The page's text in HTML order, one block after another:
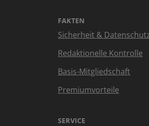
FAKTEN
Sicherheit &
Redaktionelle Kontrolle
Basis-Mitgliedschaft
Premiumvorteile
SERVICE